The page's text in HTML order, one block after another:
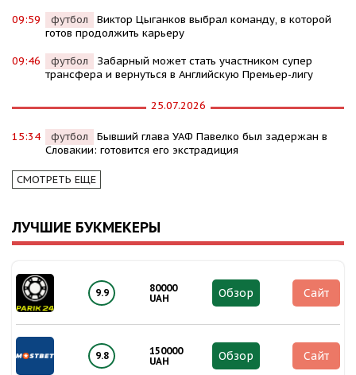
09:59 футбол
Виктор Цыганков выбрал команду, в которой
готов продолжить карьеру
09:46 футбол
Забарный может стать участником супер
трансфера и вернуться в Английскую Премьер-лигу
25.07.2026
15:34 футбол
Бывший глава УАФ Павелко был задержан в
Словакии: готовится его экстрадиция
СМОТРЕТЬ ЕЩЕ
ЛУЧШИЕ БУКМЕКЕРЫ
9.9
80000
UAH
Обзор Сайт
9.8
150000
UAH
Обзор Сайт